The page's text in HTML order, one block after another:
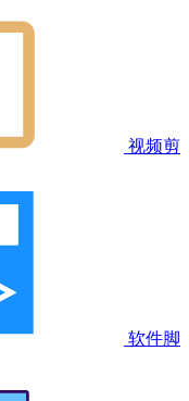
视频剪
软件脚